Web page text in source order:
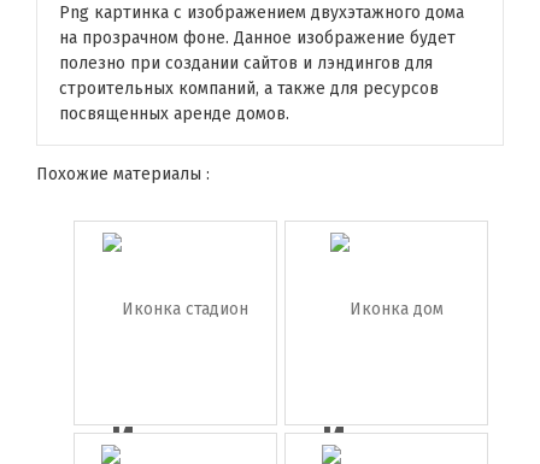
Png картинка с изображением двухэтажного дома
на прозрачном фоне. Данное изображение будет
полезно при создании сайтов и лэндингов для
строительных компаний, а также для ресурсов
посвященных аренде домов.
Похожие материалы :
Иконка
Иконка